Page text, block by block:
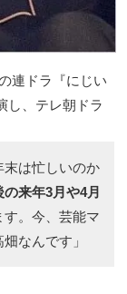
連ドラ『にじい
し、テレ朝ドラ
末は忙しいのか
の来年3月や4月
す。今、芸能マ
なんです」